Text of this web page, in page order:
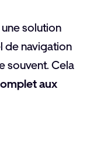
solution
de navigation
souvent. Cela
aux